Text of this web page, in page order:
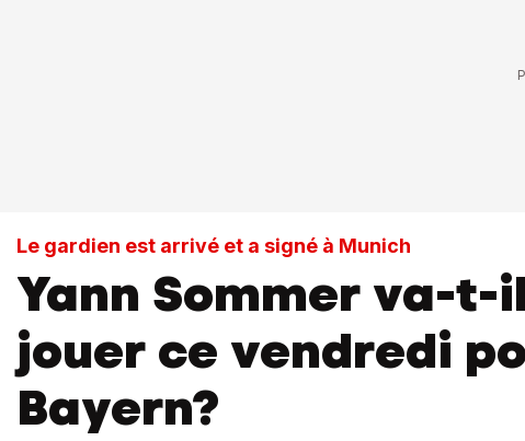
Le gardien est arrivé et a signé à Munich
Yann Sommer va-t-
jouer ce vendredi
Bayern?